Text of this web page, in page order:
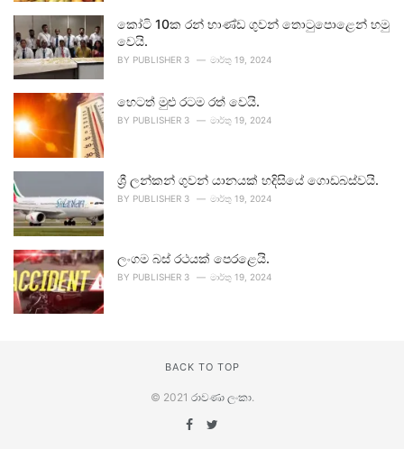
කෝටි 10ක රන් භාණ්ඩ ගුවන් තොටුපොළෙන් හමු
වෙයි.
BY PUBLISHER 3 මාර්තු 19, 2024
හෙටත් මුළු රටම රත් වෙයි.
BY PUBLISHER 3 මාර්තු 19, 2024
ශ්‍රී ලන්කන් ගුවන් යානයක් හදිසියේ ගොඩබස්වයි.
BY PUBLISHER 3 මාර්තු 19, 2024
ලංගම බස් රථයක් පෙරළෙයි.
BY PUBLISHER 3 මාර්තු 19, 2024
BACK TO TOP
© 2021 රාවණා ලංකා.